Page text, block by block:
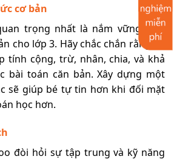
cơ bản
trọng nhất là nắm vững kiến
cho lớp 3. Hãy chắc chắn rằng bé
tính cộng, trừ, nhân, chia, và khả
bài toán căn bản. Xây dựng một
sẽ giúp bé tự tin hơn khi đối mặt
học hơn.
đòi hỏi sự tập trung và kỹ năng